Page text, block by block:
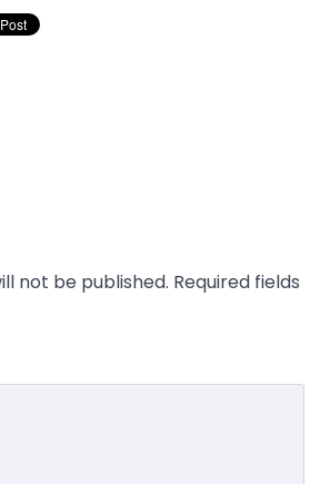
not be published. Required fields